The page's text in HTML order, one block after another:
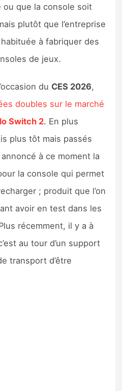
ou que la console soit
plutôt que l’entreprise
à fabriquer des
de jeux.
du CES 2026,
doubles sur le marché
Switch 2. En plus
plus tôt mais passés
à ce moment la
la console qui permet
; produit que l’on
avoir en test dans les
récemment, il y a à
au tour d’un support
transport d’être